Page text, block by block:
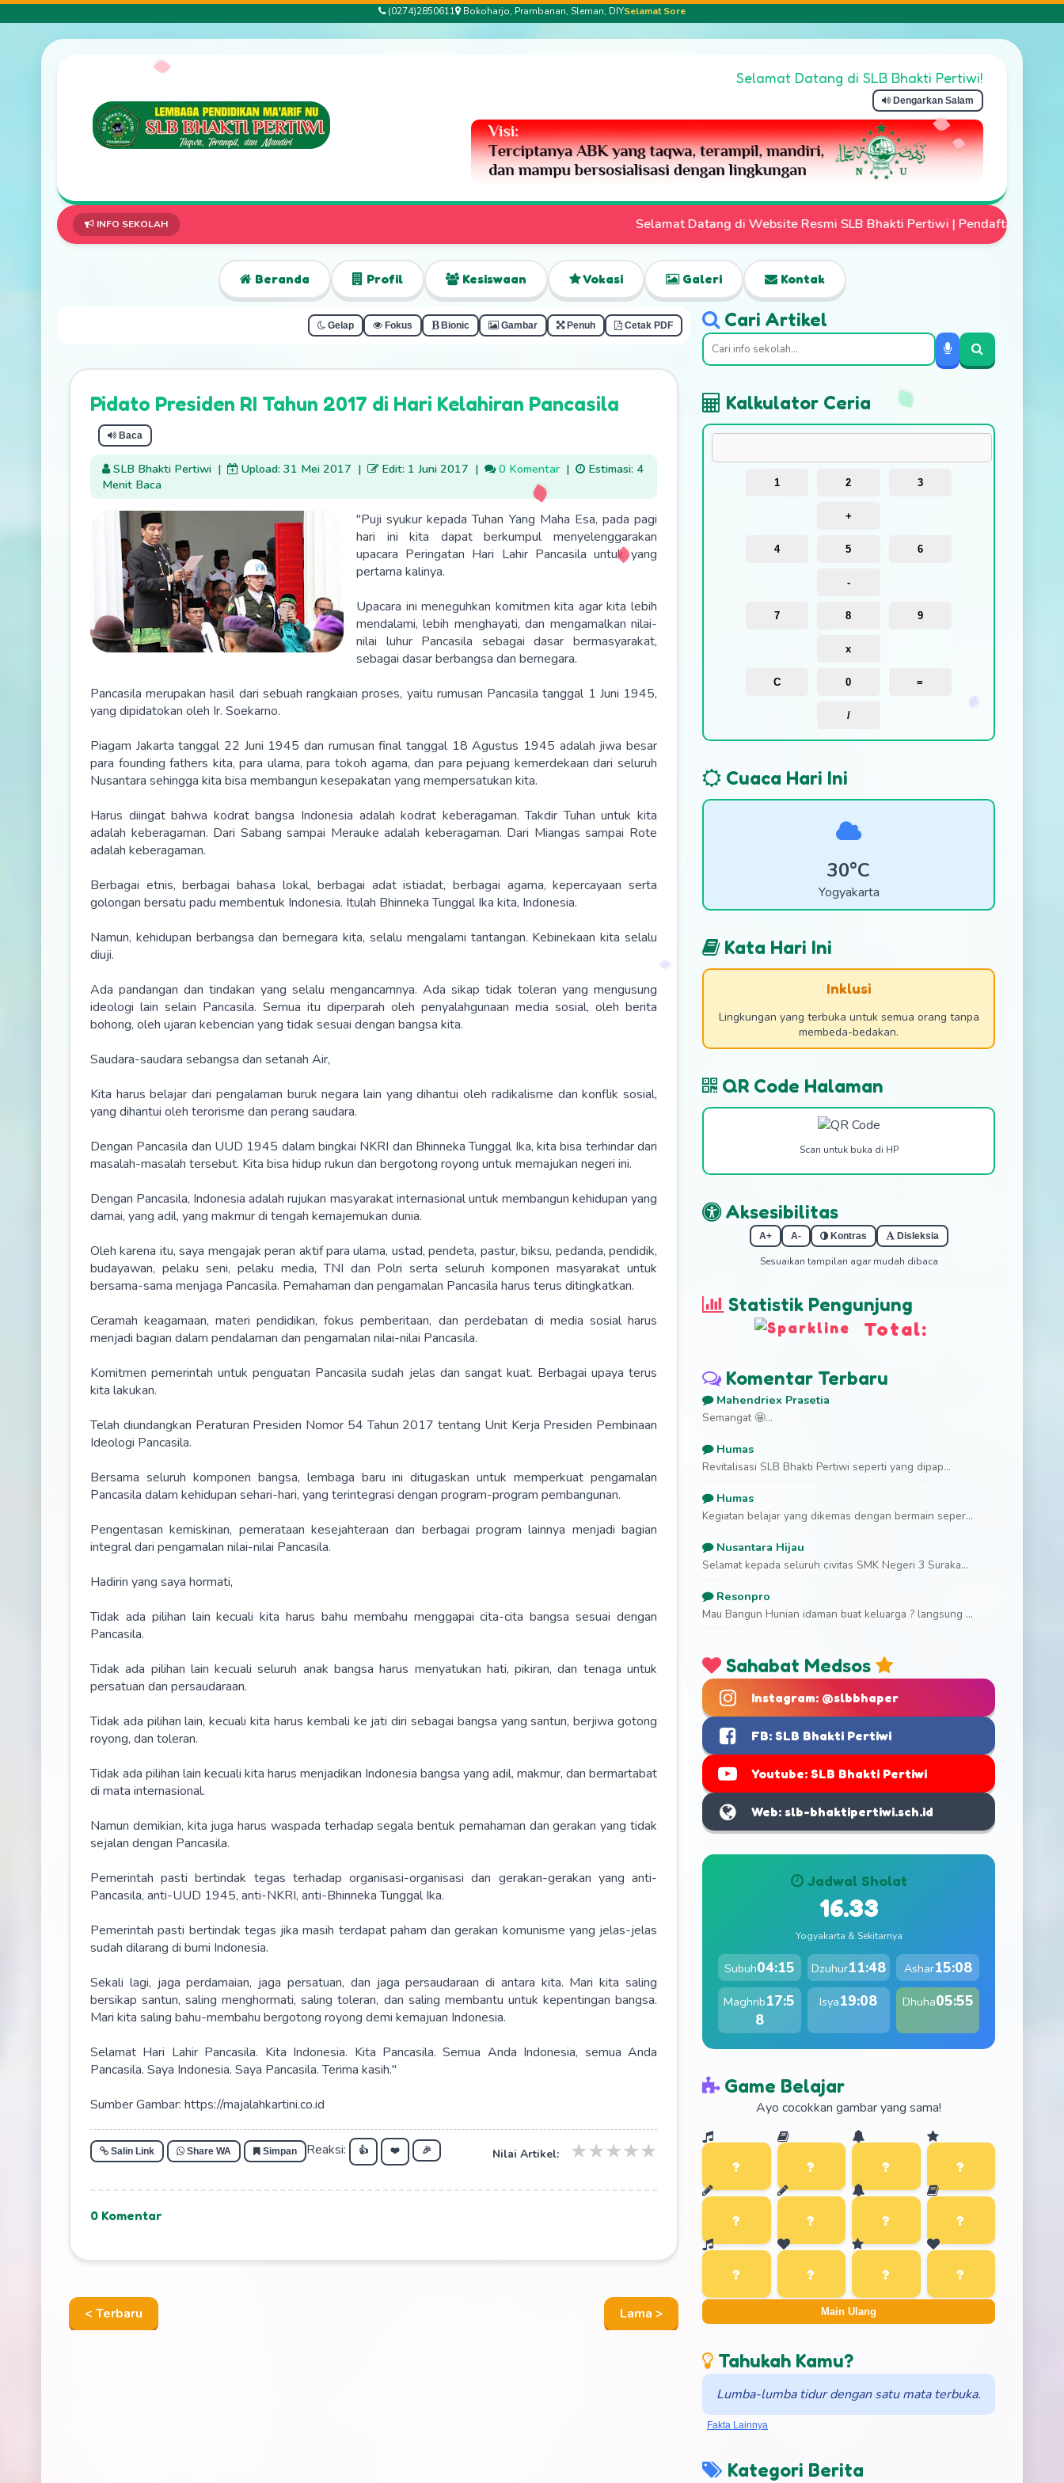
(0274)2850611 Bokoharjo, Prambanan, Sleman, DIYSelamat Sore
Selamat Datang di SLB Bhakti Pertiwi!
Dengarkan Salam
INFO SEKOLAH Selamat Datang di Website Resmi SLB Bhakti Pertiwi | Pendaftaran Siswa Baru Telah Dibuka | Mari
Beranda Profil Kesiswaan Vokasi Galeri Kontak
Gelap Fokus Bionic Gambar Penuh Cetak PDF
Pidato Presiden RI Tahun 2017 di Hari Kelahiran Pancasila
Baca
SLB Bhakti Pertiwi | Upload: 31 Mei 2017 | Edit: 1 Juni 2017 | 0 Komentar |
Estimasi: 4
Menit Baca
"Puji syukur kepada Tuhan Yang Maha Esa, pada pagi
hari ini kita dapat berkumpul menyelenggarakan
upacara Peringatan Hari Lahir Pancasila untuk yang
pertama kalinya.
Upacara ini meneguhkan komitmen kita agar kita lebih
mendalami, lebih menghayati, dan mengamalkan nilai-
nilai luhur Pancasila sebagai dasar bermasyarakat,
sebagai dasar berbangsa dan bernegara.
Pancasila merupakan hasil dari sebuah rangkaian proses, yaitu rumusan Pancasila tanggal 1 Juni 1945,
yang dipidatokan oleh Ir. Soekarno.
Piagam Jakarta tanggal 22 Juni 1945 dan rumusan final tanggal 18 Agustus 1945 adalah jiwa besar
para founding fathers kita, para ulama, para tokoh agama, dan para pejuang kemerdekaan dari seluruh
Nusantara sehingga kita bisa membangun kesepakatan yang mempersatukan kita.
Harus diingat bahwa kodrat bangsa Indonesia adalah kodrat keberagaman. Takdir Tuhan untuk kita
adalah keberagaman. Dari Sabang sampai Merauke adalah keberagaman. Dari Miangas sampai Rote
adalah keberagaman.
Berbagai etnis, berbagai bahasa lokal, berbagai adat istiadat, berbagai agama, kepercayaan serta
golongan bersatu padu membentuk Indonesia. Itulah Bhinneka Tunggal Ika kita, Indonesia.
Namun, kehidupan berbangsa dan bernegara kita, selalu mengalami tantangan. Kebinekaan kita selalu
diuji.
Ada pandangan dan tindakan yang selalu mengancamnya. Ada sikap tidak toleran yang mengusung
ideologi lain selain Pancasila. Semua itu diperparah oleh penyalahgunaan media sosial, oleh berita
bohong, oleh ujaran kebencian yang tidak sesuai dengan bangsa kita.
Saudara-saudara sebangsa dan setanah Air,
Kita harus belajar dari pengalaman buruk negara lain yang dihantui oleh radikalisme dan konflik sosial,
yang dihantui oleh terorisme dan perang saudara.
Dengan Pancasila dan UUD 1945 dalam bingkai NKRI dan Bhinneka Tunggal Ika, kita bisa terhindar dari
masalah-masalah tersebut. Kita bisa hidup rukun dan bergotong royong untuk memajukan negeri ini.
Dengan Pancasila, Indonesia adalah rujukan masyarakat internasional untuk membangun kehidupan yang
damai, yang adil, yang makmur di tengah kemajemukan dunia.
Oleh karena itu, saya mengajak peran aktif para ulama, ustad, pendeta, pastur, biksu, pedanda, pendidik,
budayawan, pelaku seni, pelaku media, TNI dan Polri serta seluruh komponen masyarakat untuk
bersama-sama menjaga Pancasila. Pemahaman dan pengamalan Pancasila harus terus ditingkatkan.
Ceramah keagamaan, materi pendidikan, fokus pemberitaan, dan perdebatan di media sosial harus
menjadi bagian dalam pendalaman dan pengamalan nilai-nilai Pancasila.
Komitmen pemerintah untuk penguatan Pancasila sudah jelas dan sangat kuat. Berbagai upaya terus
kita lakukan.
Telah diundangkan Peraturan Presiden Nomor 54 Tahun 2017 tentang Unit Kerja Presiden Pembinaan
Ideologi Pancasila.
Bersama seluruh komponen bangsa, lembaga baru ini ditugaskan untuk memperkuat pengamalan
Pancasila dalam kehidupan sehari-hari, yang terintegrasi dengan program-program pembangunan.
Pengentasan kemiskinan, pemerataan kesejahteraan dan berbagai program lainnya menjadi bagian
integral dari pengamalan nilai-nilai Pancasila.
Hadirin yang saya hormati,
Tidak ada pilihan lain kecuali kita harus bahu membahu menggapai cita-cita bangsa sesuai dengan
Pancasila.
Tidak ada pilihan lain kecuali seluruh anak bangsa harus menyatukan hati, pikiran, dan tenaga untuk
persatuan dan persaudaraan.
Tidak ada pilihan lain, kecuali kita harus kembali ke jati diri sebagai bangsa yang santun, berjiwa gotong
royong, dan toleran.
Tidak ada pilihan lain kecuali kita harus menjadikan Indonesia bangsa yang adil, makmur, dan bermartabat
di mata internasional.
Namun demikian, kita juga harus waspada terhadap segala bentuk pemahaman dan gerakan yang tidak
sejalan dengan Pancasila.
Pemerintah pasti bertindak tegas terhadap organisasi-organisasi dan gerakan-gerakan yang anti-
Pancasila, anti-UUD 1945, anti-NKRI, anti-Bhinneka Tunggal Ika.
Pemerintah pasti bertindak tegas jika masih terdapat paham dan gerakan komunisme yang jelas-jelas
sudah dilarang di bumi Indonesia.
Sekali lagi, jaga perdamaian, jaga persatuan, dan jaga persaudaraan di antara kita. Mari kita saling
bersikap santun, saling menghormati, saling toleran, dan saling membantu untuk kepentingan bangsa.
Mari kita saling bahu-membahu bergotong royong demi kemajuan Indonesia.
Selamat Hari Lahir Pancasila. Kita Indonesia. Kita Pancasila. Semua Anda Indonesia, semua Anda
Pancasila. Saya Indonesia. Saya Pancasila. Terima kasih."
Sumber Gambar: https://majalahkartini.co.id
Salin Link Share WA Simpan Reaksi: 👍 ❤️ 🎉 Nilai Artikel: ★
★
★
★
★
0 Komentar
< Terbaru Lama >
Cari Artikel
Kalkulator Ceria
1 2 3
+
4 5 6
-
7 8 9
x
C 0 =
/
Cuaca Hari Ini
30°C
Yogyakarta
Kata Hari Ini
Inklusi
Lingkungan yang terbuka untuk semua orang tanpa
membeda-bedakan.
QR Code Halaman
Scan untuk buka di HP
Aksesibilitas
A+ A- Kontras Disleksia
Sesuaikan tampilan agar mudah dibaca
Statistik Pengunjung
Total:
Komentar Terbaru
Mahendriex Prasetia
Semangat 🤩...
Humas
Revitalisasi SLB Bhakti Pertiwi seperti yang dipap...
Humas
Kegiatan belajar yang dikemas dengan bermain seper...
Nusantara Hijau
Selamat kepada seluruh civitas SMK Negeri 3 Suraka...
Resonpro
Mau Bangun Hunian idaman buat keluarga ? langsung ...
Sahabat Medsos
Instagram: @slbbhaper
FB: SLB Bhakti Pertiwi
Youtube: SLB Bhakti Pertiwi
Web: slb-bhaktipertiwi.sch.id
Jadwal Sholat
16.33
Yogyakarta & Sekitarnya
Subuh04:15 Dzuhur11:48 Ashar15:08
Maghrib17:5
8
Isya19:08 Dhuha05:55
Game Belajar
Ayo cocokkan gambar yang sama!
Main Ulang
Tahukah Kamu?
Lumba-lumba tidur dengan satu mata terbuka.
Fakta Lainnya
Kategori Berita